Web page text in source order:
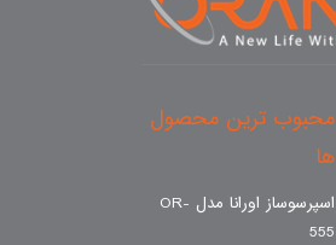
محبوب ترین محصول
ها
اسپرسوساز اورانا مدل OR-
555